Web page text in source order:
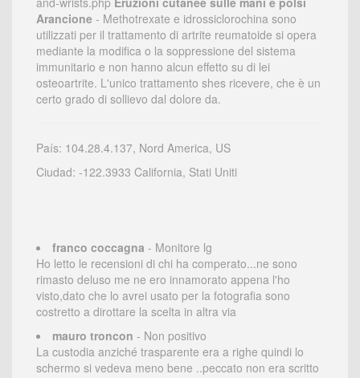
Arancione - Methotrexate e idrossiclorochina sono
utilizzati per il trattamento di artrite reumatoide si opera
mediante la modifica o la soppressione del sistema
immunitario e non hanno alcun effetto su di lei
osteoartrite. L'unico trattamento shes ricevere, che è un
certo grado di sollievo dal dolore da.
País: 104.28.4.137, Nord America, US
Ciudad: -122.3933 California, Stati Uniti
franco coccagna - Monitore lg
Ho letto le recensioni di chi ha comperato...ne sono
rimasto deluso me ne ero innamorato appena l'ho
visto,dato che lo avrei usato per la fotografia sono
costretto a dirottare la scelta in altra via
mauro troncon - Non positivo
La custodia anziché trasparente era a righe quindi lo
schermo si vedeva meno bene ..peccato non era scritto